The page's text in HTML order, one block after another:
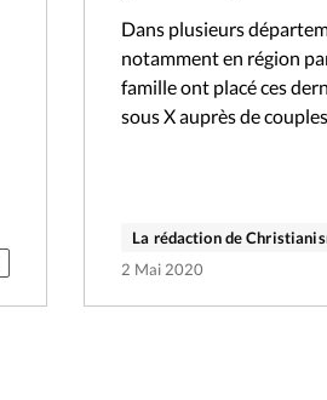
Dans plusieurs
notamment en région
famille ont placé ces
sous X auprès de
La rédaction de
2 Mai 2020